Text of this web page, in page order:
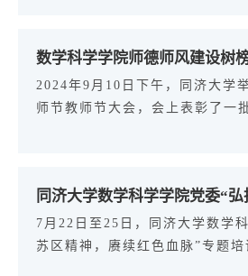
授课青年教师、学院教务办主任
16位教师参加。研学团队首先在
面参访了华罗庚纪念馆。步入馆
2024年9月10日下午，同济大学
师节教师节大会，会上表彰了一
院张莉老师、彭婧老师、廖洒丽
进奖、英才新秀奖廖洒丽老师荣
管理服务先进奖、三等奖01 坚持
德涵养一流师风 近年来教职工师
主题活动集锦学院坚持师德师风
7月22日至25日，同济大学数学
苏区精神，赓续红色血脉”专题
部学院顺利举行。数学科学学院